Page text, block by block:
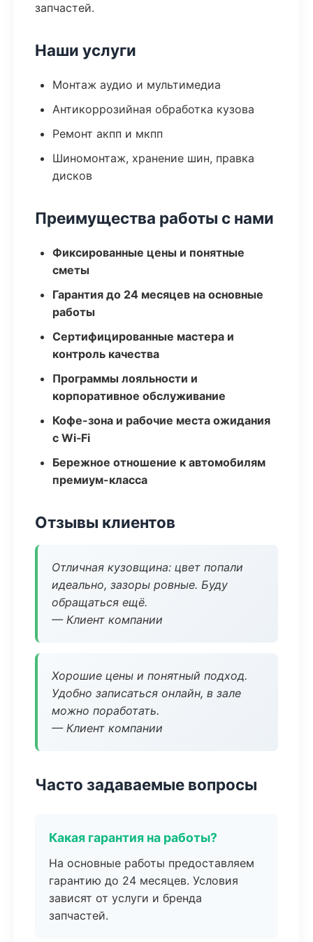
запчастей.
Наши услуги
Монтаж аудио и мультимедиа
Антикоррозийная обработка кузова
Ремонт акпп и мкпп
Шиномонтаж, хранение шин, правка
дисков
Преимущества работы с нами
Фиксированные цены и понятные
сметы
Гарантия до 24 месяцев на основные
работы
Сертифицированные мастера и
контроль качества
Программы лояльности и
корпоративное обслуживание
Кофе-зона и рабочие места ожидания
с Wi‑Fi
Бережное отношение к автомобилям
премиум-класса
Отзывы клиентов
Отличная кузовщина: цвет попали
идеально, зазоры ровные. Буду
обращаться ещё.
— Клиент компании
Хорошие цены и понятный подход.
Удобно записаться онлайн, в зале
можно поработать.
— Клиент компании
Часто задаваемые вопросы
Какая гарантия на работы?
На основные работы предоставляем
гарантию до 24 месяцев. Условия
зависят от услуги и бренда
запчастей.